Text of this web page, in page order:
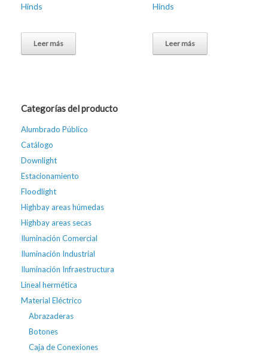
Hinds
Leer más
Hinds
Leer más
Categorías del producto
Alumbrado Público
Catálogo
Downlight
Estacionamiento
Floodlight
Highbay areas húmedas
Highbay areas secas
Iluminación Comercial
Iluminación Industrial
Iluminación Infraestructura
Lineal hermética
Material Eléctrico
Abrazaderas
Botones
Caja de Conexiones